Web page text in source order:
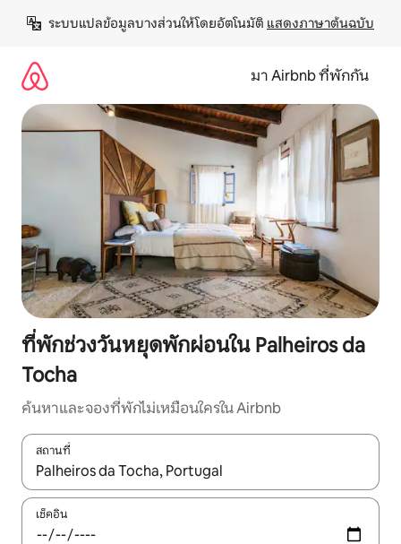
เนื้อหา
ระบบแปลข้อมูลบางส่วนให้โดยอัตโนมัติ แสดงภาษาต้นฉบับ
มา Airbnb ที่พักกัน
ที่พักช่วงวันหยุดพักผ่อนใน Palheiros da
Tocha
ค้นหาและจองที่พักไม่เหมือนใครใน Airbnb
สถานที่
ใช้ลูกศรขึ้นลง หรือใช้การสัมผัสหรือปัด เพื่อสำรวจผลการค้นหา
เช็คอิน